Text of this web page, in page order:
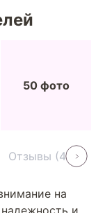
50 фото
Отзывы (40)
на
и